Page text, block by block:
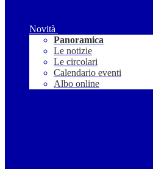
Novità
Panoramica
Le notizie
Le circolari
Calendario eventi
Albo online